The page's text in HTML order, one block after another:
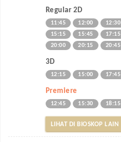
Regular 2D
11:45 12:00 12:30
15:15
15:45 17:15
20:00
20:15 20:45
3D
12:15 15:00 17:45
Premiere
12:45 15:30 18:15
LIHAT DI BIOSKOP LAIN